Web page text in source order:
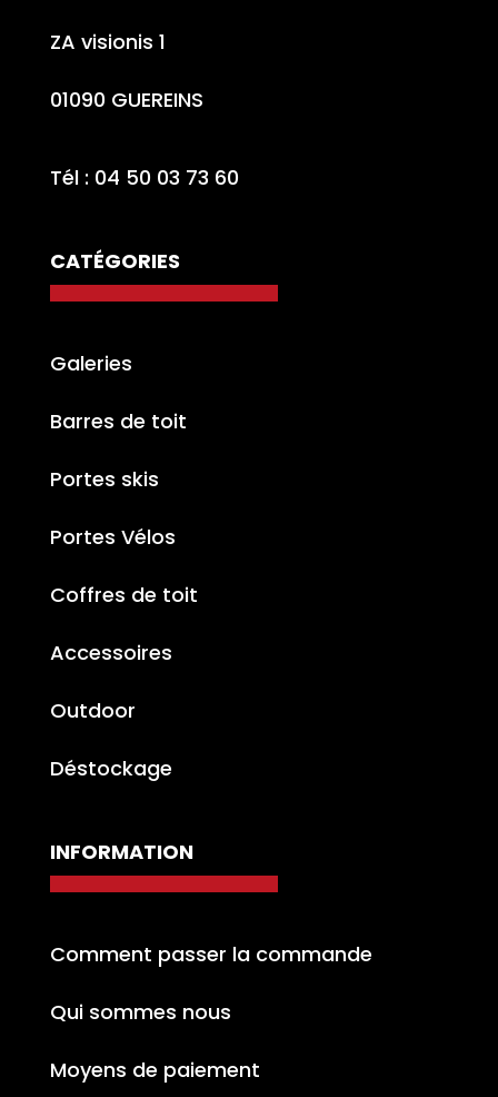
ZA visionis 1
01090 GUEREINS
Tél : 04 50 03 73 60
CATÉGORIES
Galeries
Barres de toit
Portes skis
Portes Vélos
Coffres de toit
Accessoires
Outdoor
Déstockage
INFORMATION
Comment passer la commande
Qui sommes nous
Moyens de paiement